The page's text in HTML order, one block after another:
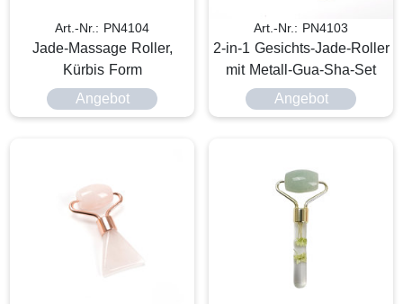
Art.-Nr.: PN4104
Jade-Massage Roller,
Kürbis Form
Angebot
Art.-Nr.: PN4103
2-in-1 Gesichts-Jade-Roller
mit Metall-Gua-Sha-Set
Angebot